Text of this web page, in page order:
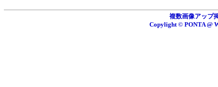
複数画像アップ
Copylight © PONTA @